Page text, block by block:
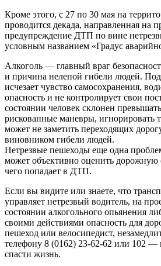
Кроме этого, с 27 по 30 мая на
проводится декада, направленная на
предупреждение ДТП по вине
условным названием «Градус
Алкоголь — главный враг
и причина нелепой гибели людей. Под
исчезает чувство самосохранения,
опасность и не контролирует свои
состоянии человек склонен
рискованные маневры, игнорировать
может не заметить переходящих
виновником гибели людей.
Нетрезвые пешеходы еще одна
может объективно оценить дорожную
чего попадает в ДТП.
Если вы видите или знаете, что
управляет нетрезвый водитель, на
состоянии алкогольного опьянения
своими действиями опасность для
пешеход или велосипедист,
телефону 8 (0162) 23-62-62 или 102 —
спасти жизнь.